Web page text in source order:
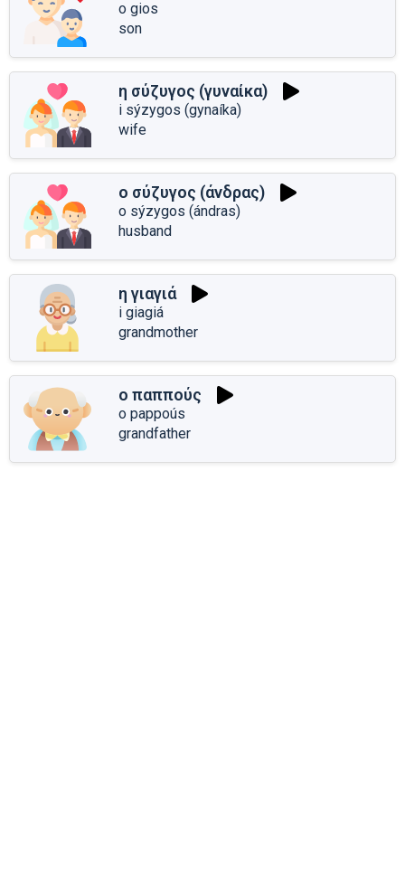
o gios
son
η σύζυγος (γυναίκα)
i sýzygos (gynaíka)
wife
ο σύζυγος (άνδρας)
o sýzygos (ándras)
husband
η γιαγιά
i giagiá
grandmother
ο παππούς
o pappoús
grandfather